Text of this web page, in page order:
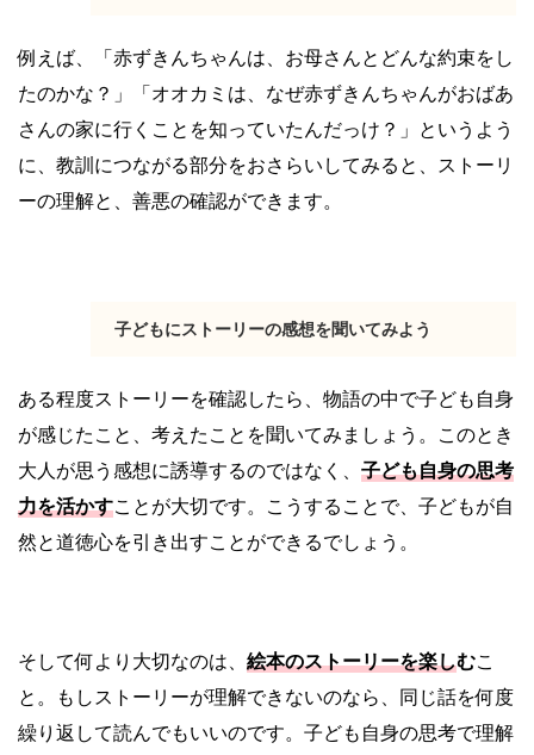
例えば、「赤ずきんちゃんは、お母さんとどんな約束をし
たのかな？」「オオカミは、なぜ赤ずきんちゃんがおばあ
さんの家に行くことを知っていたんだっけ？」というよう
に、教訓につながる部分をおさらいしてみると、ストーリ
ーの理解と、善悪の確認ができます。
子どもにストーリーの感想を聞いてみよう
ある程度ストーリーを確認したら、物語の中で子ども自身
が感じたこと、考えたことを聞いてみましょう。このとき
大人が思う感想に誘導するのではなく、 子ども自身の思考
力を活かすことが大切です。こうすることで、子どもが自
然と道徳心を引き出すことができるでしょう。
そして何より大切なのは、 絵本のストーリーを楽しむこ
と。もしストーリーが理解できないのなら、同じ話を何度
繰り返して読んでもいいのです。子ども自身の思考で理解